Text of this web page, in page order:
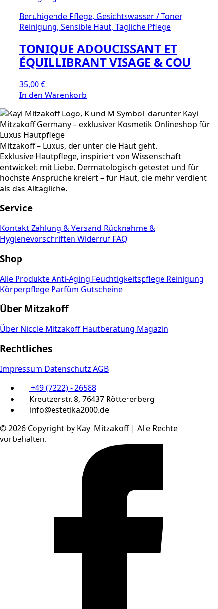
Beruhigende Pflege, Gesichtswasser / Toner,
Reinigung, Sensible Haut, Tägliche Pflege
TONIQUE ADOUCISSANT ET
ÉQUILLIBRANT VISAGE & COU
35,00€
In den Warenkorb
Mitzakoff – Luxus, der unter die Haut geht.
Exklusive Hautpflege, inspiriert von Wissenschaft,
entwickelt mit Liebe. Dermatologisch getestet und für
höchste Ansprüche kreiert – für Haut, die mehr verdient
als das Alltägliche.
Service
KontaktZahlung & Versand Rücknahme &
Hygienevorschriften Widerruf FAQ
Shop
Alle ProdukteAnti-Aging Feuchtigkeitspflege Reinigung
Körperpflege Parfüm Gutscheine
Über Mitzakoff
Über Nicole MitzakoffHautberatung Magazin
Rechtliches
Impressum Datenschutz AGB
+49 (7222) - 26588
Kreutzerstr. 8, 76437 Röttererberg
info@estetika2000.de
© 2026 Copyright by Kayi Mitzakoff | Alle Rechte
vorbehalten.